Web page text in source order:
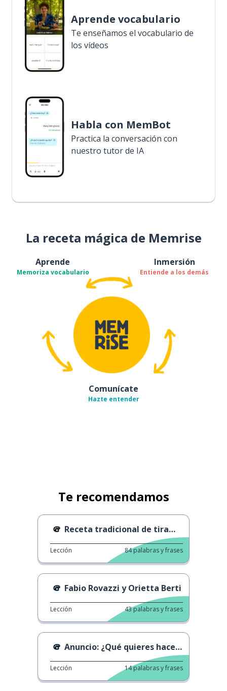
Aprende vocabulario
Te enseñamos el vocabulario de
los vídeos
Habla con MemBot
Practica la conversación con
nuestro tutor de IA
La receta mágica de Memrise
Aprende
Memoriza vocabulario
Inmersión
Entiende a los demás
Comunícate
Hazte entender
Te recomendamos
Receta tradicional de tiramisù
Lección 84palabras y frases
Fabio Rovazzi y Orietta Berti
Lección 43palabras y frases
Anuncio: ¿Qué quieres hacer cuando seas mayor?
Lección 14palabras y frases